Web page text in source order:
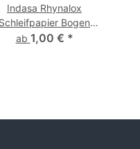
Indasa Rhynalox
Bogen
115 x 280 mm,
ab 1,00 € *